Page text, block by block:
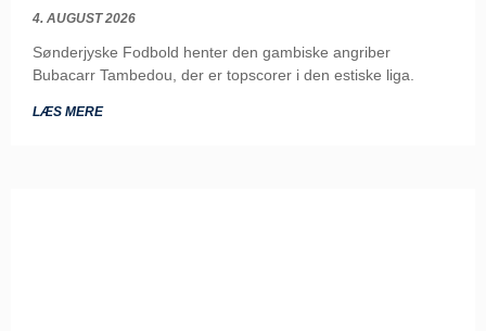
4. AUGUST 2026
Sønderjyske Fodbold henter den gambiske angriber
Bubacarr Tambedou, der er topscorer i den estiske liga.
LÆS MERE